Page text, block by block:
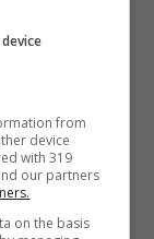
from
device
with 319
our partners
on the basis